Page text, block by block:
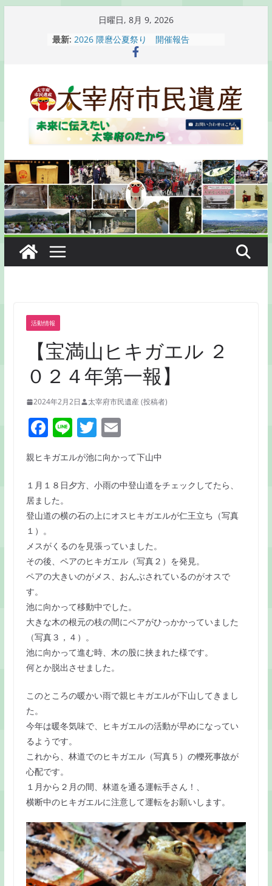
プ
日曜日, 8月 9, 2026
最新: 2026 隈麿公夏祭り 開催報告
通古賀歴史勉強会が開催されます
梅香苑夏まつり子どもみこし開催のお
知らせ
木うそ絵付け体験のお知らせ
活動情報
【宝満山ヒキガエル ２
０２４年第一報】
2024年2月2日 太宰府市民遺産 (投稿者)
F
c
e
b
o
o
k
Li
e
T
w
itt
er
E
m
ai
l
親ヒキガエルが池に向かって下山中
１月１８日夕方、小雨の中登山道をチェックしてたら、
居ました。
登山道の横の石の上にオスヒキガエルが仁王立ち（写真
１）。
メスがくるのを見張っていました。
その後、ペアのヒキガエル（写真２）を発見。
ペアの大きいのがメス、おんぶされているのがオスで
す。
池に向かって移動中でした。
大きな木の根元の枝の間にペアがひっかかっていました
（写真３，４）。
池に向かって進む時、木の股に挟まれた様です。
何とか脱出させました。
このところの暖かい雨で親ヒキガエルが下山してきまし
た。
今年は暖冬気味で、ヒキガエルの活動が早めになってい
るようです。
これから、林道でのヒキガエル（写真５）の轢死事故が
心配です。
１月から２月の間、林道を通る運転手さん！、
横断中のヒキガエルに注意して運転をお願いします。